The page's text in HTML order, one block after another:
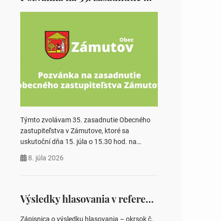
Týmto zvolávam 35. zasadnutie Obecného
zastupiteľstva v Zámutove, ktoré sa
uskutoční dňa 15. júla o 15.30 hod. na
Schválenie programu rokovania 2.
voľby poslancov obecných zastupiteľstiev,
počtu poslancov obecných zastupiteľstiev v
nich 4. Schválenie odpredaja obecného
8. júla 2026
Výsledky hlasovania v referende 2026
Zápisnica o výsledku hlasovania – okrsok č.